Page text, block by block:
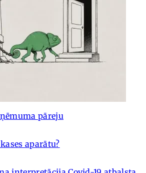
pāreju
aparātu?